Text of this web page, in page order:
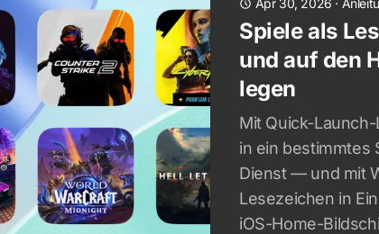
Apr 30, 2026 ·
Spiele als
und auf den
legen
Mit Quick-
in ein bestimmtes
Dienst — und mit
Lesezeichen in
iOS-Home-